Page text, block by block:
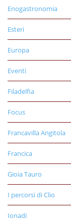
Enogastronomia
Esteri
Europa
Eventi
Filadelfia
Focus
Francavilla Angitola
Francica
Gioia Tauro
I percorsi di Clio
Ionadi